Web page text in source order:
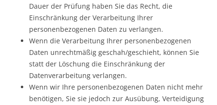
Dauer der Prüfung haben Sie das Recht, die
Einschränkung der Verarbeitung Ihrer
personenbezogenen Daten zu verlangen.
Wenn die Verarbeitung Ihrer personenbezogenen
Daten unrechtmäßig geschah/geschieht, können Sie
statt der Löschung die Einschränkung der
Datenverarbeitung verlangen.
Wenn wir Ihre personenbezogenen Daten nicht mehr
benötigen, Sie sie jedoch zur Ausübung, Verteidigung